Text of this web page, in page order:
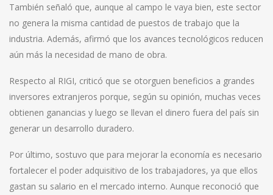
También señaló que, aunque al campo le vaya bien, este sector
no genera la misma cantidad de puestos de trabajo que la
industria. Además, afirmó que los avances tecnológicos reducen
aún más la necesidad de mano de obra.
Respecto al RIGI, criticó que se otorguen beneficios a grandes
inversores extranjeros porque, según su opinión, muchas veces
obtienen ganancias y luego se llevan el dinero fuera del país sin
generar un desarrollo duradero.
Por último, sostuvo que para mejorar la economía es necesario
fortalecer el poder adquisitivo de los trabajadores, ya que ellos
gastan su salario en el mercado interno. Aunque reconoció que